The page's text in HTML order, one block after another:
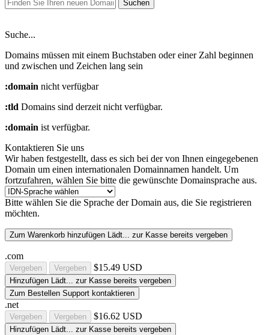
Suchen
Suche...
Domains müssen mit einem Buchstaben oder einer Zahl beginnen
und zwischen und Zeichen lang sein
:domain nicht verfügbar
:tld Domains sind derzeit nicht verfügbar.
:domain ist verfügbar.
Kontaktieren Sie uns
Wir haben festgestellt, dass es sich bei der von Ihnen eingegebenen
Domain um einen internationalen Domainnamen handelt. Um
fortzufahren, wählen Sie bitte die gewünschte Domainsprache aus.
Bitte wählen Sie die Sprache der Domain aus, die Sie registrieren
möchten.
Zum Warenkorb hinzufügen Lädt... zur Kasse bereits vergeben
.com
Vergeben Vergeben $15.49 USD
Hinzufügen Lädt... zur Kasse bereits vergeben
Zum Bestellen Support kontaktieren
.net
Vergeben Vergeben $16.62 USD
Hinzufügen Lädt... zur Kasse bereits vergeben